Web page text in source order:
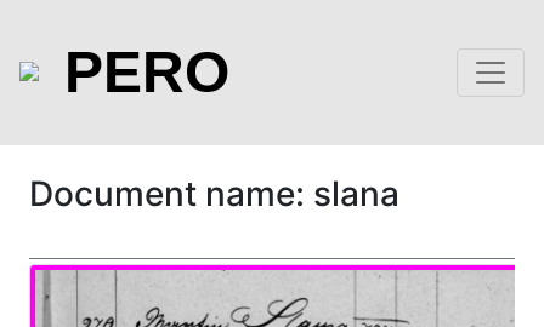
PERO
Document name: slana